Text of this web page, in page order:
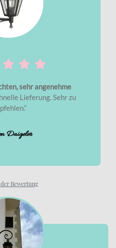
sehr angenehme
Lieferung. Sehr zu
Daigeler
Bewertung